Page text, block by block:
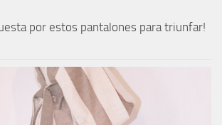
por estos pantalones para triunfar!